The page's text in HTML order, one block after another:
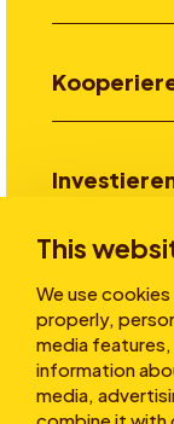
This
We use
properly,
media features,
information
media,
Über uns